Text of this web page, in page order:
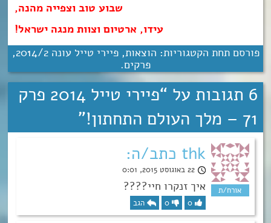
שבוע טוב וצפייה מהנה,
עידו, ארטיום וצוות מנגה ישראל!
פורסם תחת הקטגוריות: הוצאות,פיירי טייל עונה 2‏/‎2014
,
פרקים.
6 תגובות על “
פיירי טייל 2014 פרק
71 – מלך העולם התחתון!
”
thk כתב/ה:
22 באוגוסט 2015, 0:01
איך זנקרו חיי????
0
0 הגב